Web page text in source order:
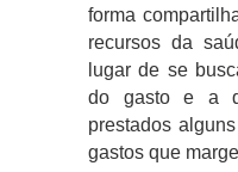
forma
recursos da
lugar de se
do gasto e a
prestados
gastos que